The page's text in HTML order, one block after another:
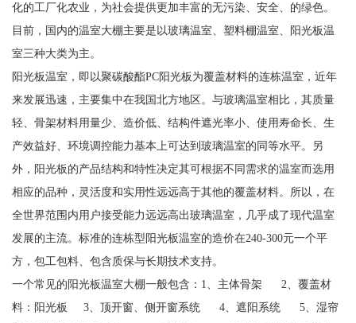
化的工厂化农业，为社会提供更加丰富的无污染、安全、的绿色。
目前，国内的温室大棚主要是以玻璃温室、塑料棚温室、阳光板温
室三种大类为主。
阳光板温室，即以聚碳酸酯PC阳光板为覆盖材料的连栋温室，近年
来发展迅速，主要集中在我国北方地区。与玻璃温室相比，其质量
轻、骨架材料用量少、造价低、结构件遮光率小、使用寿命长、生
产效益好、环境调控能力基本上可达到玻璃温室的同等水平。另
外，阳光板的产品结构和特性决定其可根据不同需求的温室而选用
相应的品种，灵活度和实用性远远高于其他的覆盖材料。所以，在
全世界范围内用户接受能力远远高出玻璃温室，几乎成了现代温室
发展的主流。标准的连栋型阳光板温室的造价在240-300元一个平
方，包工包料、包含质保与长期技术支持。
一个常见的阳光板温室大棚一般包含：1、主体骨架 2、覆盖材
料：阳光板 3、顶开窗、侧开窗系统 4、遮阳系统 5、湿帘